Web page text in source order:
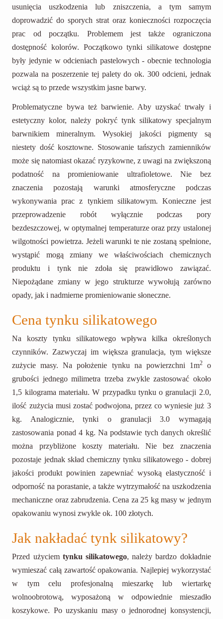
usunięcia uszkodzenia lub zniszczenia, a tym samym
doprowadzić do sporych strat oraz konieczności rozpoczęcia
prac od początku. Problemem jest także ograniczona
dostępność kolorów. Początkowo tynki silikatowe dostępne
były jedynie w odcieniach pastelowych - obecnie technologia
pozwala na poszerzenie tej palety do ok. 300 odcieni, jednak
wciąż są to przede wszystkim jasne barwy.
Problematyczne bywa też barwienie. Aby uzyskać trwały i
estetyczny kolor, należy pokryć tynk silikatowy specjalnym
barwnikiem mineralnym. Wysokiej jakości pigmenty są
niestety dość kosztowne. Stosowanie tańszych zamienników
może się natomiast okazać ryzykowne, z uwagi na zwiększoną
podatność na promieniowanie ultrafioletowe. Nie bez
znaczenia pozostają warunki atmosferyczne podczas
wykonywania prac z tynkiem silikatowym. Konieczne jest
przeprowadzenie robót wyłącznie podczas pory
bezdeszczowej, w optymalnej temperaturze oraz przy ustalonej
wilgotności powietrza. Jeżeli warunki te nie zostaną spełnione,
wystąpić mogą zmiany we właściwościach chemicznych
produktu i tynk nie zdoła się prawidłowo zawiązać.
Niepożądane zmiany w jego strukturze wywołują zarówno
opady, jak i nadmierne promieniowanie słoneczne.
Cena tynku silikatowego
Na koszty tynku silikatowego wpływa kilka określonych
czynników. Zazwyczaj im większa granulacja, tym większe
zużycie masy. Na położenie tynku na powierzchni 1m2o
grubości jednego milimetra trzeba zwykle zastosować około
1,5 kilograma materiału. W przypadku tynku o granulacji 2.0,
ilość zużycia musi zostać podwojona, przez co wyniesie już 3
kg. Analogicznie, tynki o granulacji 3.0 wymagają
zastosowania ponad 4 kg. Na podstawie tych danych określić
można przybliżone koszty materiału. Nie bez znaczenia
pozostaje jednak skład chemiczny tynku silikatowego - dobrej
jakości produkt powinien zapewniać wysoką elastyczność i
odporność na porastanie, a także wytrzymałość na uszkodzenia
mechaniczne oraz zabrudzenia. Cena za 25 kg masy w jednym
opakowaniu wynosi zwykle ok. 100 złotych.
Jak nakładać tynk silikatowy?
Przed użyciem tynku silikatowego, należy bardzo dokładnie
wymieszać całą zawartość opakowania. Najlepiej wykorzystać
w tym celu profesjonalną mieszarkę lub wiertarkę
wolnoobrotową, wyposażoną w odpowiednie mieszadło
koszykowe. Po uzyskaniu masy o jednorodnej konsystencji,